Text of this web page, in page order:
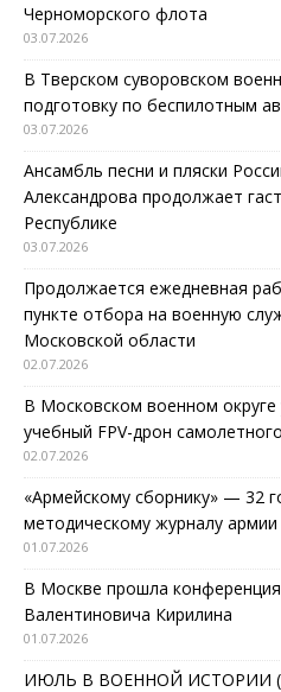
Черноморского флота
03.07.2026
В Тверском суворовском
подготовку по беспилотным
03.07.2026
Ансамбль песни и пляски
Александрова продолжает
Республике
03.07.2026
Продолжается ежедневная
пункте отбора на военную
Московской области
02.07.2026
В Московском военном
учебный FPV-дрон
02.07.2026
«Армейскому сборнику» — 32
методическому журналу армии
01.07.2026
В Москве прошла
Валентиновича Кирилина
01.07.2026
ИЮЛЬ В ВОЕННОЙ ИСТОРИИ